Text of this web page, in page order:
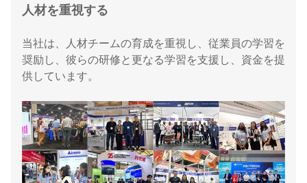
人材を重視する
当社は、人材チームの育成を重視し、従業員の学習を
奨励し、彼らの研修と更なる学習を支援し、資金を提
供しています。